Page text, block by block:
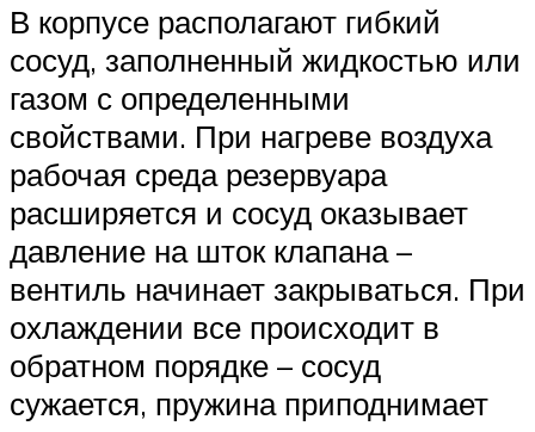
В корпусе располагают гибкий
сосуд, заполненный жидкостью или
газом с определенными
свойствами. При нагреве воздуха
рабочая среда резервуара
расширяется и сосуд оказывает
давление на шток клапана –
вентиль начинает закрываться. При
охлаждении все происходит в
обратном порядке – сосуд
сужается, пружина приподнимает